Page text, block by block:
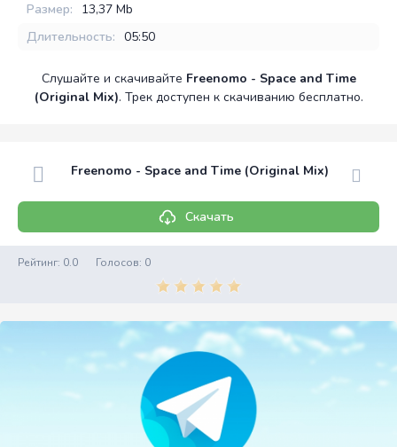
Размер:
13,37 Mb
Длительность: 05:50
Слушайте и скачивайте Freenomo - Space and Time
(Original Mix). Трек доступен к скачиванию бесплатно.
Freenomo - Space and Time (Original Mix)
Скачать
Рейтинг: 0.0 Голосов: 0